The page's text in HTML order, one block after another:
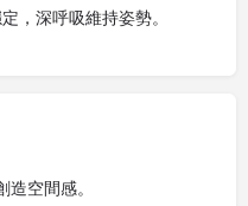
，深呼吸維持姿勢。
空間感。